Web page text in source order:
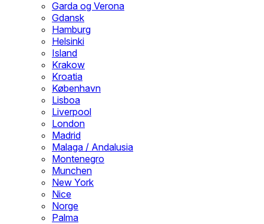
Garda og Verona
Gdansk
Hamburg
Helsinki
Island
Krakow
Kroatia
København
Lisboa
Liverpool
London
Madrid
Malaga / Andalusia
Montenegro
Munchen
New York
Nice
Norge
Palma